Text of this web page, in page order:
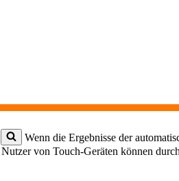
Wenn die Ergebnisse der
von Touch-Geräten können